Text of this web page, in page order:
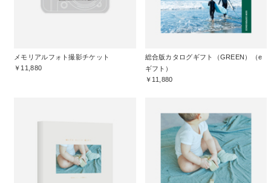
メモリアルフォト撮影チケット
￥11,880
総合版カタログギフト（GREEN）（e
ギフト）
￥11,880